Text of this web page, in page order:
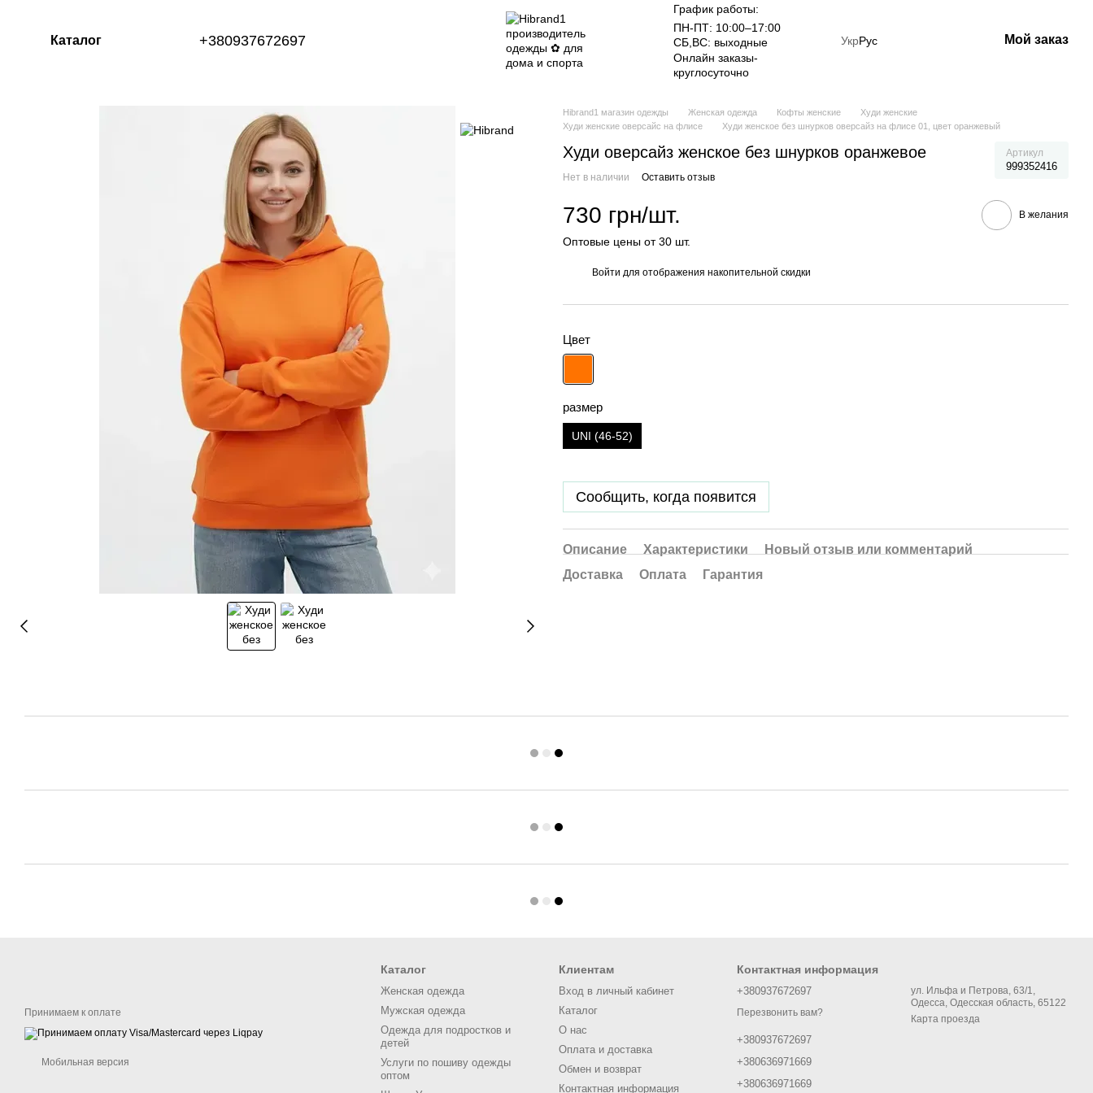
Каталог +380937672697
График работы:
ПН-ПТ: 10:00–17:00
СБ,ВС: выходные
Онлайн заказы-
круглосуточно
УкрРус Мой заказ
Hibrand1 магазин одежды Женская одежда Кофты женские
Худи женские
Худи женские оверсайс на флисе
Худи женское без шнурков оверсайз на флисе 01, цвет оранжевый
Худи оверсайз женское без шнурков оранжевое Артикул
999352416
Нет в наличии Оставить отзыв
730 грн/шт. В желания
Оптовые цены от 30 шт.
Войти для отображения накопительной скидки
Цвет
размер
UNI (46-52)
Сообщить, когда появится
Описание Характеристики
Новый отзыв или комментарий
Доставка
Оплата Гарантия
Принимаем к оплате
Мобильная версия
Каталог
Женская одежда
Мужская одежда
Одежда для подростков и
детей
Услуги по пошиву одежды
оптом
Клиентам
Вход в личный кабинет
Каталог
О нас
Оплата и доставка
Обмен и возврат
Контактная информация
Контактная информация
+380937672697
Перезвонить вам?
+380937672697
+380636971669
+380636971669
ул. Ильфа и Петрова, 63/1,
Одесса, Одесская область, 65122
Карта проезда